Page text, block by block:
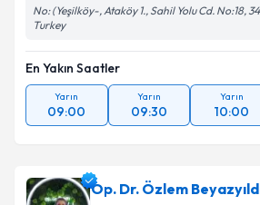
No: (Yeşilköy-, Ataköy 1., Sahil Yolu Cd. No:18,
Turkey
En Yakın Saatler
Yarın
09:00
Yarın
09:30
Yarın
10:00
Op. Dr. Özlem